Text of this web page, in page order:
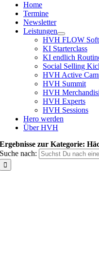
Home
Termine
Newsletter
Leistungen
HVH FLOW
KI Starterclass
KI endlich
Social Selling
HVH Active
HVH Summit
HVH
HVH Experts
HVH Sessions
Hero werden
Über HVH
Ergebnisse zur Kategorie:
Suche nach: